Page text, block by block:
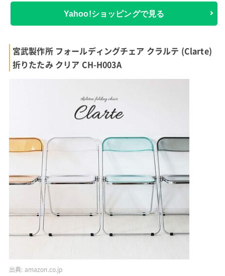
Yahoo!ショッピングで見る
宮武製作所 フォールディングチェア クラルテ (Clarte)
折りたたみ クリア CH-H003A
出典: amazon.co.jp